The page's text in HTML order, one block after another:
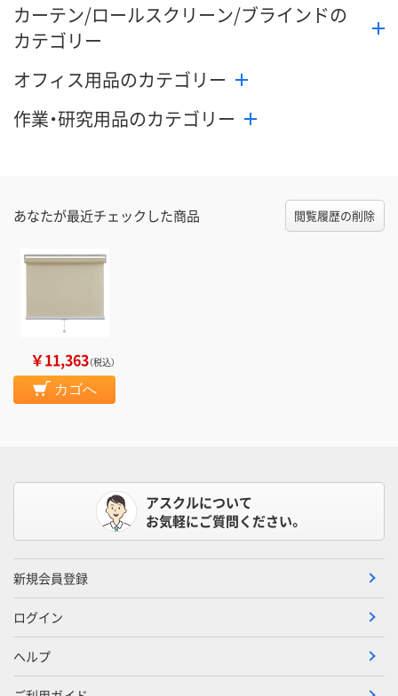
カーテン/ロールスクリーン/ブラインドの
カテゴリー
オフィス用品のカテゴリー
作業・研究用品のカテゴリー
あなたが最近チェックした商品 閲覧履歴の削除
￥11,363（税込）
カゴへ
アスクルについて
お気軽にご質問ください。
新規会員登録
ログイン
ヘルプ